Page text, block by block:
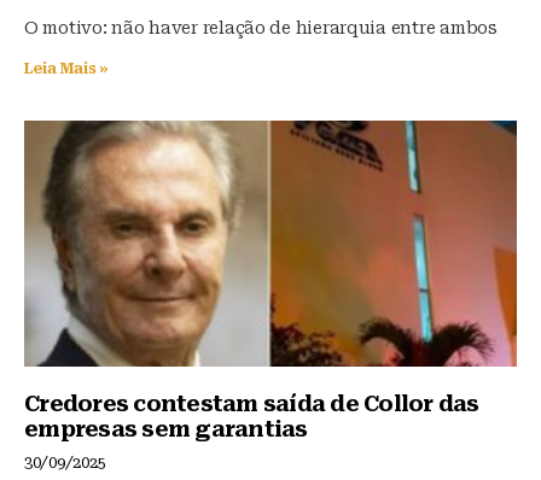
O motivo: não haver relação de hierarquia entre ambos
Leia Mais »
Credores contestam saída de Collor das
empresas sem garantias
30/09/2025